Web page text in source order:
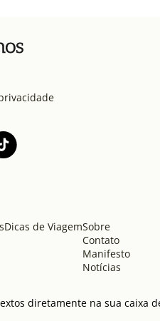
Dicas de ViagemSobre
Contato
Manifesto
Notícias
diretamente na sua caixa